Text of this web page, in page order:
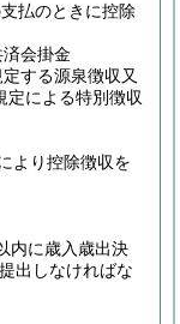
払のときに控除
会掛金
定する源泉徴収又
定による特別徴収
より控除徴収を
内に歳入歳出決
出しなければな